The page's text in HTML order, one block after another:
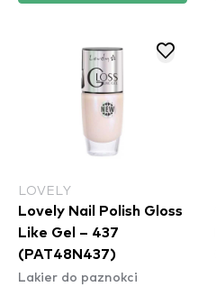
LOVELY
Lovely Nail Polish Gloss
Like Gel – 437
(PAT48N437)
Lakier do paznokci